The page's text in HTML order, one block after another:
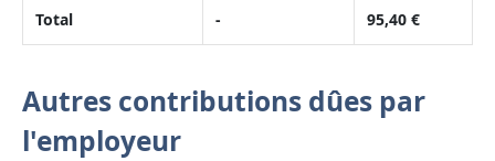
Total - 95,40 €
Autres contributions dûes par
l'employeur